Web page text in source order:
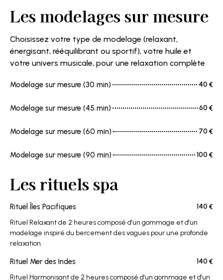
Les modelages sur mesure
Choisissez votre type de modelage (relaxant,
énergisant, rééquilibrant ou sportif), votre huile et
votre univers musicale, pour une relaxation complète
Modelage sur mesure (30 min) 40 €
Modelage sur mesure (45 min) 60 €
Modelage sur mesure (60 min) 70 €
Modelage sur mesure (90 min) 100 €
Les rituels spa
Rituel Îles Pacifiques
140 €
Rituel Relaxant de 2 heures composé d'un gommage et d'un
modelage inspiré du bercement des vagues pour une profonde
relaxation.
Rituel Mer des Indes
140 €
Rituel Harmonisant de 2 heures composé d'un gommage et d'un